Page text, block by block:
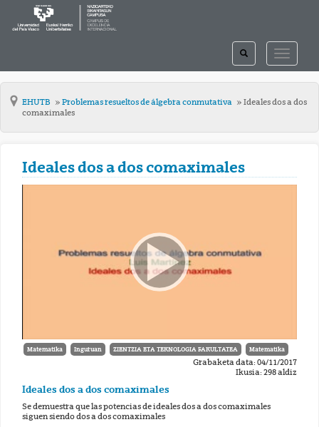
TOGGLE
TOGGLE
SEARCH
EHUTB Problemas resueltos de álgebra conmutativa
Ideales dos a dos
comaximales
Ideales dos a dos comaximales
Matematika Inguruan ZIENTZIA ETA TEKNOLOGIA FAKULTATEA Matematika
Grabaketa data: 04/11/2017
Ikusia: 298 aldiz
Ideales dos a dos comaximales
Se demuestra que las potencias de ideales dos a dos comaximales
siguen siendo dos a dos comaximales